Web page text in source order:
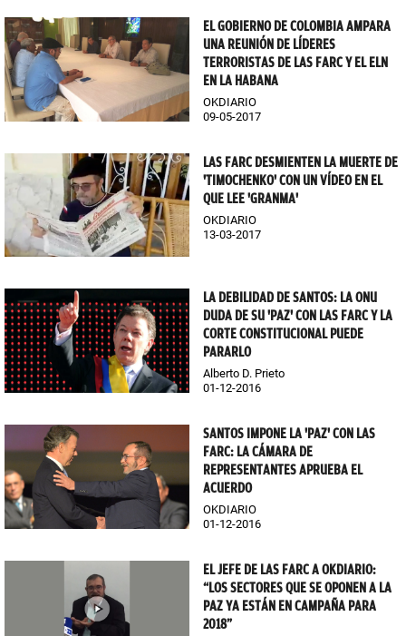
EL GOBIERNO DE COLOMBIA AMPARA
UNA REUNIÓN DE LÍDERES
TERRORISTAS DE LAS FARC Y EL ELN
EN LA HABANA
OKDIARIO
09-05-2017
LAS FARC DESMIENTEN LA MUERTE DE
'TIMOCHENKO' CON UN VÍDEO EN EL
QUE LEE 'GRANMA'
OKDIARIO
13-03-2017
LA DEBILIDAD DE SANTOS: LA ONU
DUDA DE SU 'PAZ' CON LAS FARC Y LA
CORTE CONSTITUCIONAL PUEDE
PARARLO
Alberto D. Prieto
01-12-2016
SANTOS IMPONE LA 'PAZ' CON LAS
FARC: LA CÁMARA DE
REPRESENTANTES APRUEBA EL
ACUERDO
OKDIARIO
01-12-2016
EL JEFE DE LAS FARC A OKDIARIO:
“LOS SECTORES QUE SE OPONEN A LA
PAZ YA ESTÁN EN CAMPAÑA PARA
2018”